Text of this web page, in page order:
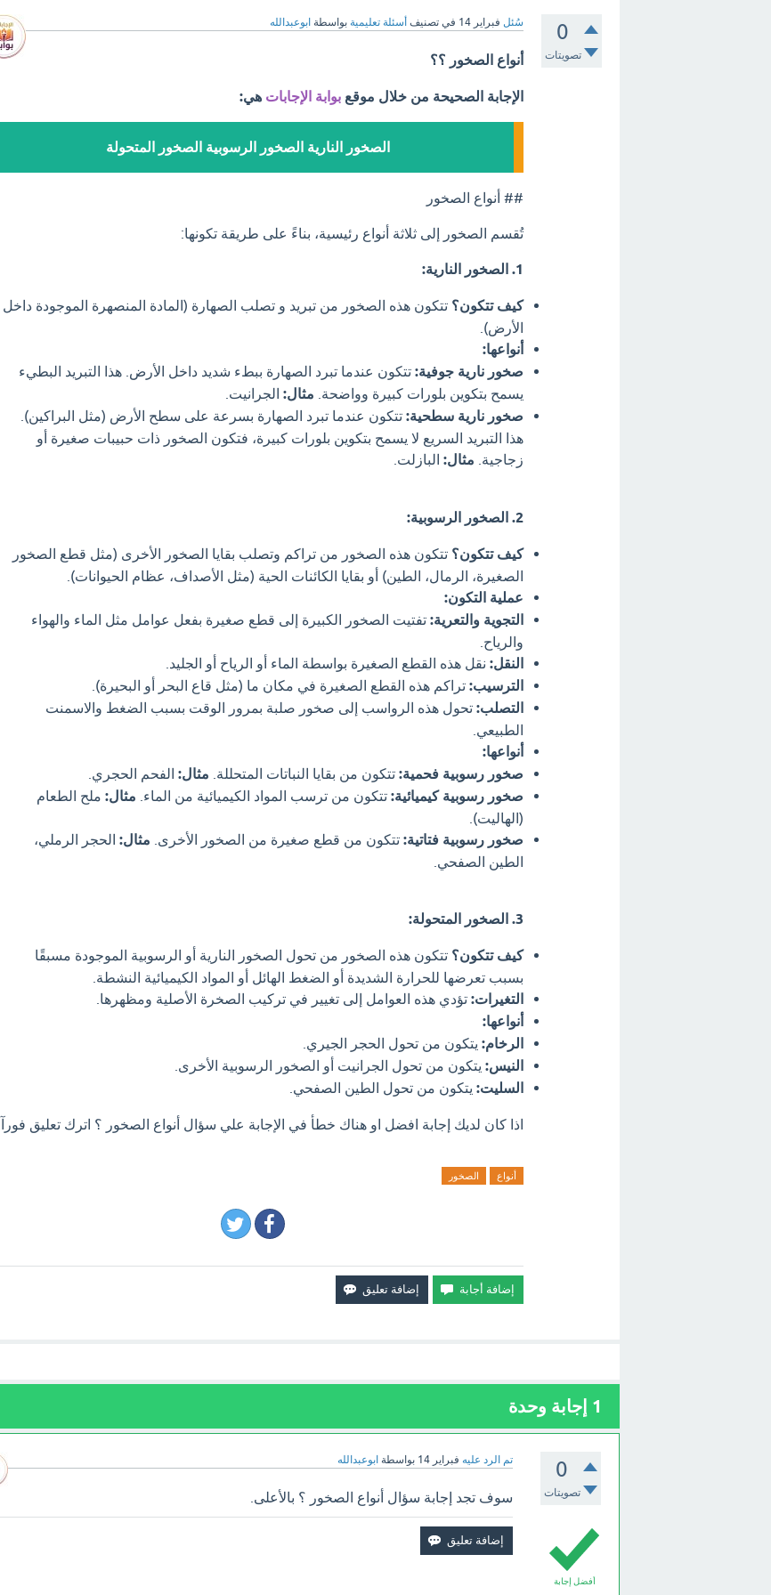
0
تصويتات
سُئل فبراير 14 في تصنيف أسئلة تعليمية بواسطة ابوعبدالله
أنواع الصخور ؟؟
الإجابة الصحيحة من خلال موقع بوابة الإجابات هي:
الصخور النارية الصخور الرسوبية الصخور المتحولة
## أنواع الصخور
تُقسم الصخور إلى ثلاثة أنواع رئيسية، بناءً على طريقة تكونها:
1. الصخور النارية:
كيف تتكون؟ تتكون هذه الصخور من تبريد و تصلب الصهارة (المادة المنصهرة الموجودة داخل
الأرض).
أنواعها:
صخور نارية جوفية: تتكون عندما تبرد الصهارة ببطء شديد داخل الأرض. هذا التبريد البطيء
يسمح بتكوين بلورات كبيرة وواضحة. مثال: الجرانيت.
صخور نارية سطحية: تتكون عندما تبرد الصهارة بسرعة على سطح الأرض (مثل البراكين).
هذا التبريد السريع لا يسمح بتكوين بلورات كبيرة، فتكون الصخور ذات حبيبات صغيرة أو
زجاجية. مثال: البازلت.
2. الصخور الرسوبية:
كيف تتكون؟ تتكون هذه الصخور من تراكم وتصلب بقايا الصخور الأخرى (مثل قطع الصخور
الصغيرة، الرمال، الطين) أو بقايا الكائنات الحية (مثل الأصداف، عظام الحيوانات).
عملية التكون:
التجوية والتعرية: تفتيت الصخور الكبيرة إلى قطع صغيرة بفعل عوامل مثل الماء والهواء
والرياح.
النقل: نقل هذه القطع الصغيرة بواسطة الماء أو الرياح أو الجليد.
الترسيب: تراكم هذه القطع الصغيرة في مكان ما (مثل قاع البحر أو البحيرة).
التصلب: تحول هذه الرواسب إلى صخور صلبة بمرور الوقت بسبب الضغط والاسمنت
الطبيعي.
أنواعها:
صخور رسوبية فحمية: تتكون من بقايا النباتات المتحللة. مثال: الفحم الحجري.
صخور رسوبية كيميائية: تتكون من ترسب المواد الكيميائية من الماء. مثال: ملح الطعام
(الهاليت).
صخور رسوبية فتاتية: تتكون من قطع صغيرة من الصخور الأخرى. مثال: الحجر الرملي،
الطين الصفحي.
3. الصخور المتحولة:
كيف تتكون؟ تتكون هذه الصخور من تحول الصخور النارية أو الرسوبية الموجودة مسبقًا
بسبب تعرضها للحرارة الشديدة أو الضغط الهائل أو المواد الكيميائية النشطة.
التغيرات: تؤدي هذه العوامل إلى تغيير في تركيب الصخرة الأصلية ومظهرها.
أنواعها:
الرخام: يتكون من تحول الحجر الجيري.
النيس: يتكون من تحول الجرانيت أو الصخور الرسوبية الأخرى.
السليت: يتكون من تحول الطين الصفحي.
اذا كان لديك إجابة افضل او هناك خطأ في الإجابة علي سؤال أنواع الصخور ؟ اترك تعليق فورآ.
أنواع الصخور
1 إجابة وحدة
0
تصويتات
تم الرد عليه فبراير 14 بواسطة ابوعبدالله
أفضل إجابة
سوف تجد إجابة سؤال أنواع الصخور ؟ بالأعلى.